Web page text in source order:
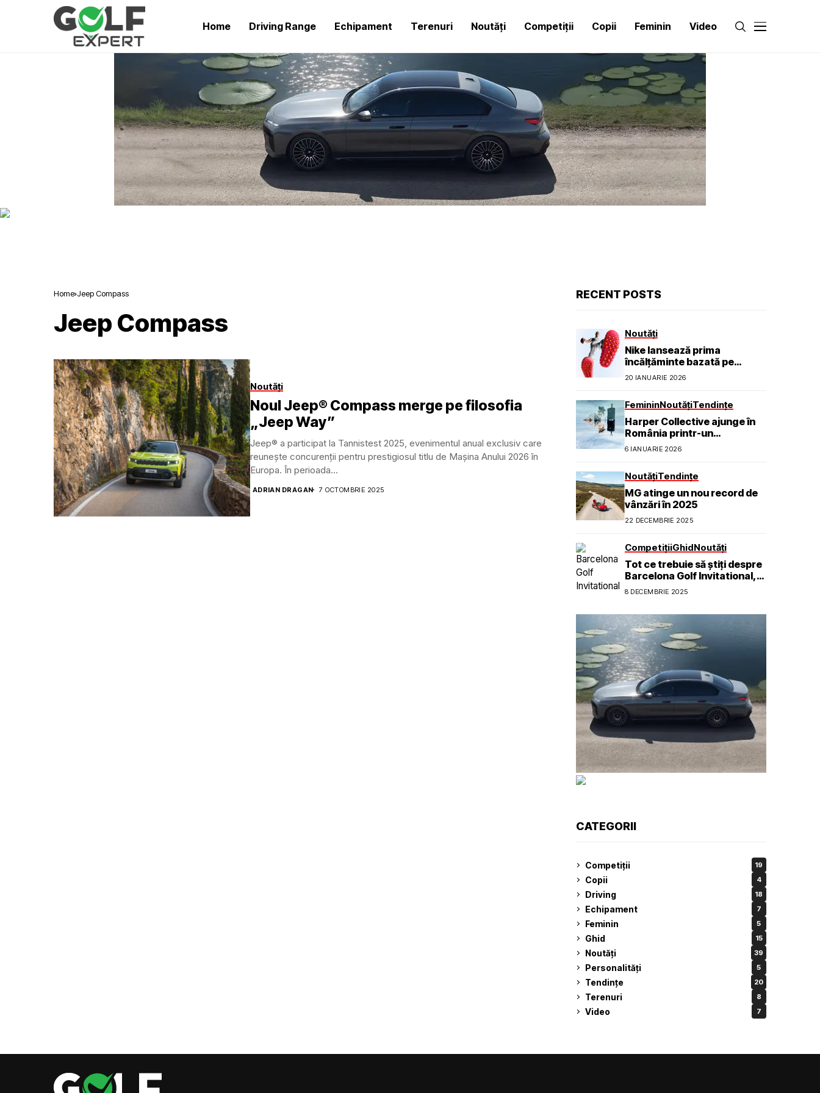
Home Driving Range Echipament Terenuri Noutăți Competiții Copii Feminin Video
Home Jeep Compass
Jeep Compass
Noutăți
Noul Jeep® Compass merge pe filosofia
„Jeep Way”
Jeep® a participat la Tannistest 2025, evenimentul anual exclusiv care
reunește concurenții pentru prestigiosul titlu de Mașina Anului 2026 în
Europa. În perioada...
ADRIAN DRAGAN 7 OCTOMBRIE 2025
RECENT POSTS
Noutăți
Nike lansează prima
încălțăminte bazată pe
neuroștiință pentru a ajuta
20 IANUARIE 2026
FemininNoutățiTendințe
Harper Collective ajunge în
România printr-un
parteneriat exclusiv cu TOFF
6 IANUARIE 2026
NoutățiTendințe
MG atinge un nou record de
vânzări în 2025
22 DECEMBRIE 2025
CompetițiiGhidNoutăți
Tot ce trebuie să știți despre
Barcelona Golf Invitational,
prezentat de BOAT și Voly
8 DECEMBRIE 2025
CATEGORII
Competiții 19
Copii 4
Driving 18
Echipament 7
Feminin 5
Ghid 15
Noutăți 39
Personalități 5
Tendințe 20
Terenuri 8
Video 7